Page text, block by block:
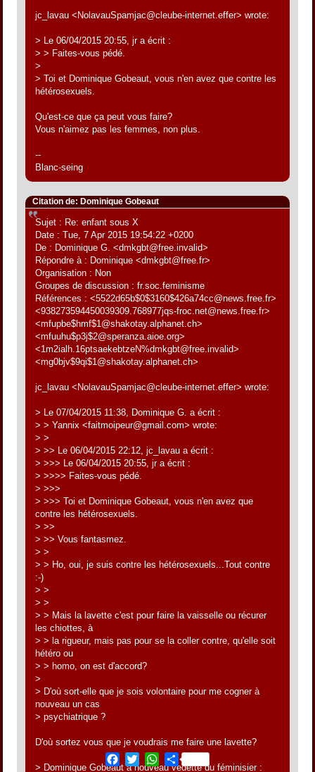
jc_lavau <NolavauSpamjac@cleube-internet.effer> wrote:
> Le 06/04/2015 20:55, jr a écrit :
> > Faites-vous pédé.
>
> Toi et Dominique Gobeaut, vous n'en avez que contre les
hétérosexuels.
Qu'est-ce que ça peut vous faire?
Vous n'aimez pas les femmes, non plus.
--
Blanc-seing
Citation de: Dominique Gobeaut
Sujet : Re: enfant sous X
Date : Tue, 7 Apr 2015 19:54:22 +0200
De : Dominique G. <dmkgbt@free.invalid>
Répondre à : Dominique <dmkgbt@free.fr>
Organisation : Non
Groupes de discussion : fr.soc.feminisme
Références : <5522d65b$0$3160$426a74cc@news.free.fr>
<938273594450039309.768977jqs-froc.net@news.free.fr>
<mfupbe$hmf$1@shakotay.alphanet.ch>
<mfuuhu$p3j$2@speranza.aioe.org>
<1m2ialh.16ptsaekebtzeN%dmkgbt@free.invalid>
<mg0bjv$9qi$1@shakotay.alphanet.ch>
jc_lavau <NolavauSpamjac@cleube-internet.effer> wrote:
> Le 07/04/2015 11:38, Dominique G. a écrit :
> > Yannix <faitmoipeur@gmail.com> wrote:
> >
> >> Le 06/04/2015 22:12, jc_lavau a écrit :
> >>> Le 06/04/2015 20:55, jr a écrit :
> >>>> Faites-vous pédé.
> >>>
> >>> Toi et Dominique Gobeaut, vous n'en avez que
contre les hétérosexuels.
> >>
> >> Vous fantasmez.
> >
> > Ho, oui, je suis contre les hétérosexuels...Tout contre
:-)
> >
> >
> > Mais la lavette c'est pour faire la vaisselle ou récurer
les chiottes, à
> > la rigueur, mais pas pour se la coller contre, qu'elle soit
hétéro ou
> > homo, on est d'accord?
>
> D'où sort-elle que je sois volontaire pour me cogner à
nouveau un cas
> psychiatrique ?
D'où sortez vous que je voudrais me faire une lavette?
> Dominique Gobeaut à nouveau vedette du féminisier :
Facebook
Twitter WhatsApp
Share